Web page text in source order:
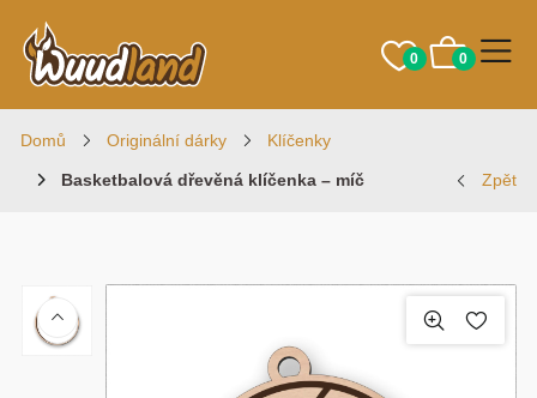
0 0
Domů Originální dárky Klíčenky
Basketbalová dřevěná klíčenka – míč Zpět